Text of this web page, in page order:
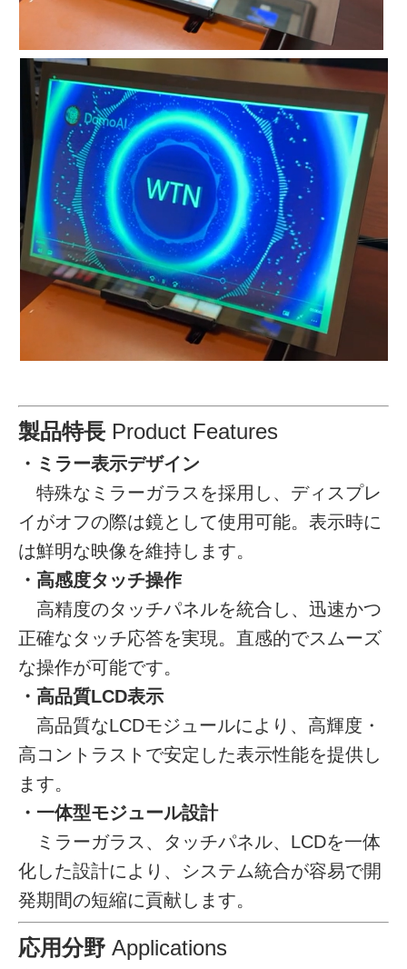
製品特長 Product Features
・ミラー表示デザイン
特殊なミラーガラスを採用し、ディスプレ
イがオフの際は鏡として使用可能。表示時に
は鮮明な映像を維持します。
・高感度タッチ操作
高精度のタッチパネルを統合し、迅速かつ
正確なタッチ応答を実現。直感的でスムーズ
な操作が可能です。
・高品質LCD表示
高品質なLCDモジュールにより、高輝度・
高コントラストで安定した表示性能を提供し
ます。
・一体型モジュール設計
ミラーガラス、タッチパネル、LCDを一体
化した設計により、システム統合が容易で開
発期間の短縮に貢献します。
応用分野 Applications